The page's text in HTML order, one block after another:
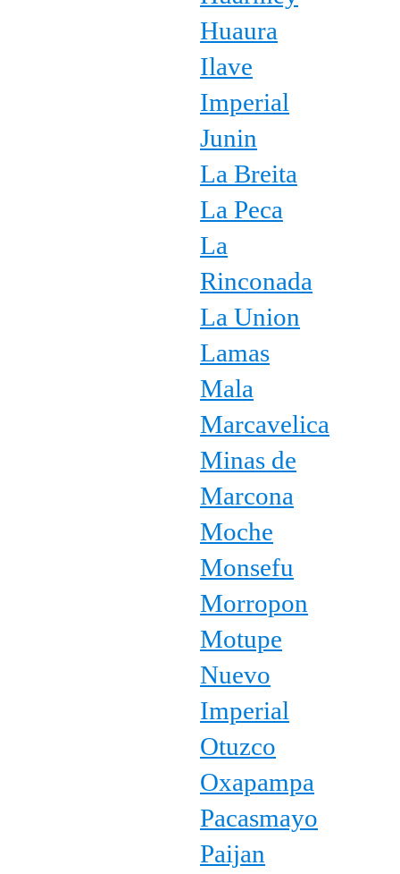
Huaura
Ilave
Imperial
Junin
La Breita
La Peca
La
Rinconada
La Union
Lamas
Mala
Marcavelica
Minas de
Marcona
Moche
Monsefu
Morropon
Motupe
Nuevo
Imperial
Otuzco
Oxapampa
Pacasmayo
Paijan